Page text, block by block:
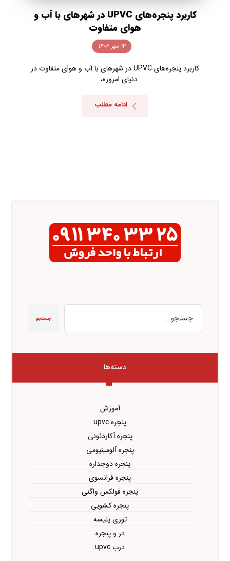
کاربرد پنجره‌های UPVC در شهرهای با آب و
هوای متفاوت
۱۲ مهر ۱۴۰۲
کاربرد پنجره‌های UPVC در شهرهای با آب و هوای متفاوت در
دنیای امروزه، ...
ادامه مطلب
جستجو
دسته‌ها
آموزش
پنجره upvc
پنجره آکاردئونی
پنجره آلومینیومی
پنجره دوجداره
پنجره فرانسوی
پنجره فولکس واگنی
پنجره کشویی
توری پلیسه
در و پنجره
درب upvc